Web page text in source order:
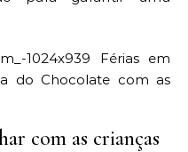
com as crianças